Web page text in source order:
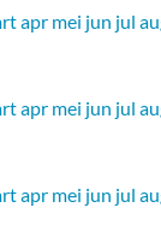
apr mei jun jul
apr mei jun jul
apr mei jun jul